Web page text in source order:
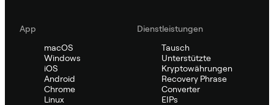
App
macOS
Windows
iOS
Android
Chrome
Linux
Dienstleistungen
Tausch
Unterstützte
Kryptowährungen
Recovery Phrase
Converter
EIPs